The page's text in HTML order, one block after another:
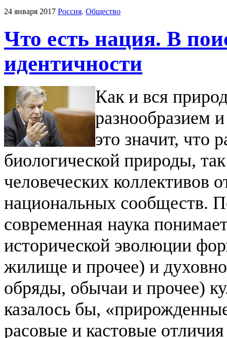
24 января 2017 Россия. Общество
Что есть нация. В
идентичности
Как и вся
разнообразием
это значит, что
биологической природы,
человеческих коллективов
национальных сообществ.
современная наука
исторической эволюции
жилище и прочее) и
обряды, обычаи и прочее)
казалось бы,
расовые и кастовые